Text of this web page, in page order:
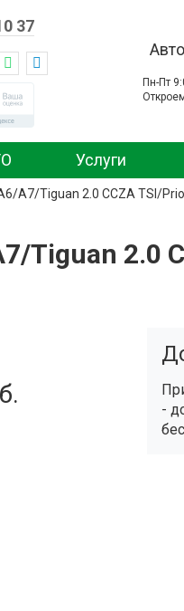
37
Пн-Пт
Услуги
A7/Tiguan 2.0 CCZA TSI/
Tiguan 2.0
-